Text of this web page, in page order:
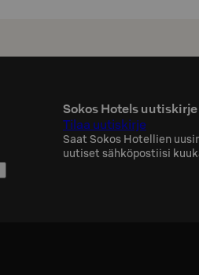
Sokos Hotels uutiskirje
Tilaa uutiskirje
Saat Sokos Hotellien
uutiset sähköpostiisi